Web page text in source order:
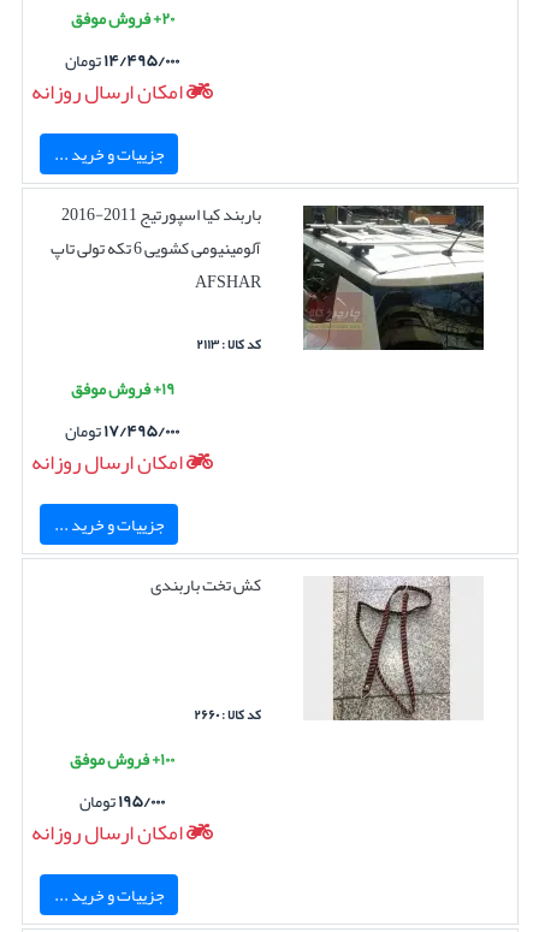
۲۰+ فروش موفق
۱۴/۴۹۵/۰۰۰تومان
امکان ارسال روزانه
جزییات و خرید ...
باربند کیا اسپورتیج 2011-2016
آلومینیومی کشویی 6 تکه تولی تاپ
AFSHAR
کد کالا : ۲۱۱۳
۱۹+ فروش موفق
۱۷/۴۹۵/۰۰۰تومان
امکان ارسال روزانه
جزییات و خرید ...
کش تخت باربندی
کد کالا : ۲۶۶۰
۱۰۰+ فروش موفق
۱۹۵/۰۰۰تومان
امکان ارسال روزانه
جزییات و خرید ...